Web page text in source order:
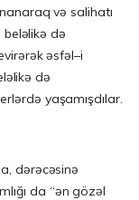
və salihatı
beləlikə də
əsfəl–i
də
yaşamışdılar.
da “ən gözəl